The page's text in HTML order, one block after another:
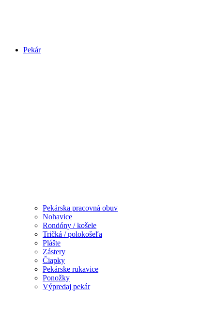
Pekár
Pekárska pracovná obuv
Nohavice
Rondóny / košele
Tričká / polokošeľa
Plášte
Zástery
Čiapky
Pekárske rukavice
Ponožky
Výpredaj pekár